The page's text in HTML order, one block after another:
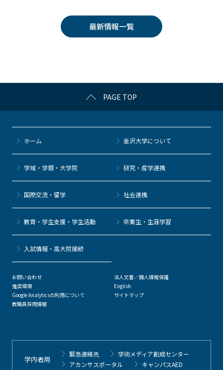
k
erk
et
n
a
最新情報一覧
PAGE TOP
ホーム 金沢大学について
学域・学類・大学院 研究・産学連携
国際交流・留学 社会連携
教育・学生支援・学生活動 卒業生・生涯学習
⼊試情報・高大院接続
お問い合わせ
推奨環境
Google Analyticsの利用について
教職員採用情報
法人文書／個人情報保護
English
サイトマップ
学内者用
緊急連絡先
学術メディア創成センター
アカンサスポータル
キャンパスAED